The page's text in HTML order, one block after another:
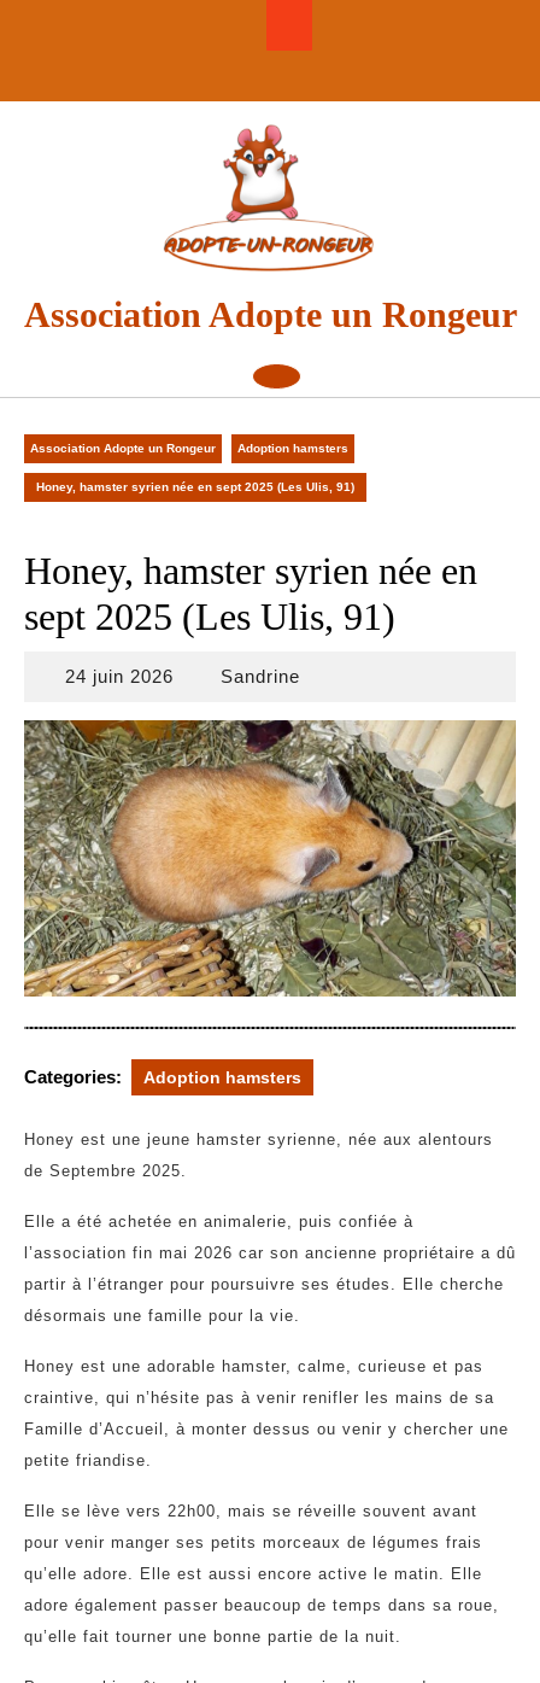
Association Adopte un Rongeur
Open
Button
Association Adopte un Rongeur Adoption hamsters
Honey, hamster syrien née en sept 2025 (Les Ulis, 91)
Honey, hamster syrien née en
sept 2025 (Les Ulis, 91)
24 juin 202624
2026
SandrineSandrine
Categories: Adoption hamsters
Honey est une jeune hamster syrienne, née aux alentours
de Septembre 2025.
Elle a été achetée en animalerie, puis confiée à
l’association fin mai 2026 car son ancienne propriétaire a dû
partir à l’étranger pour poursuivre ses études. Elle cherche
désormais une famille pour la vie.
Honey est une adorable hamster, calme, curieuse et pas
craintive, qui n’hésite pas à venir renifler les mains de sa
Famille d’Accueil, à monter dessus ou venir y chercher une
petite friandise.
Elle se lève vers 22h00, mais se réveille souvent avant
pour venir manger ses petits morceaux de légumes frais
qu’elle adore. Elle est aussi encore active le matin. Elle
adore également passer beaucoup de temps dans sa roue,
qu’elle fait tourner une bonne partie de la nuit.